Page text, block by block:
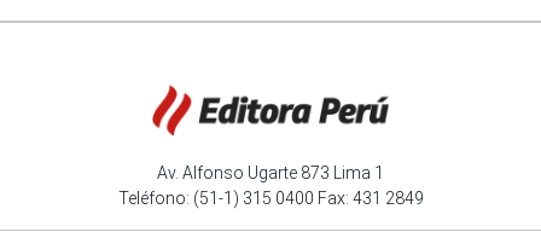
Av. Alfonso Ugarte 873 Lima 1
Teléfono: (51-1) 315 0400 Fax: 431 2849